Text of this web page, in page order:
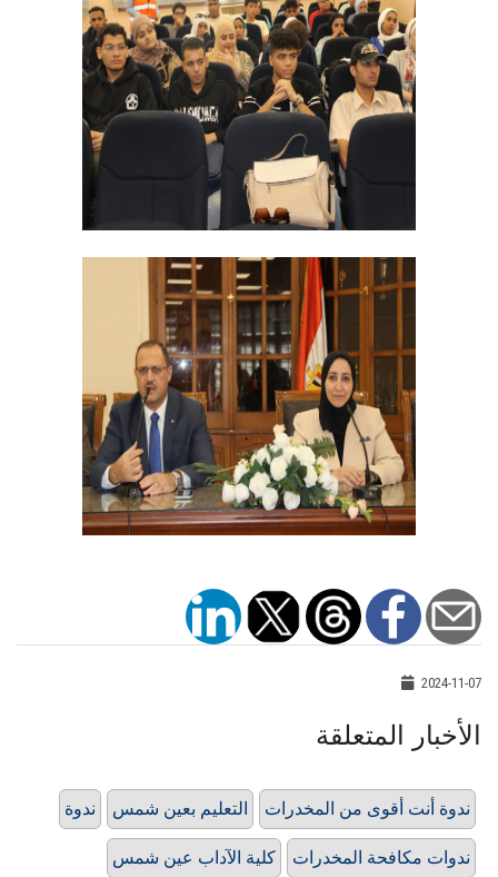
2024-11-07
الأخبار المتعلقة
ندوة التعليم بعين شمس ندوة أنت أقوى من المخدرات
كلية الآداب عين شمس ندوات مكافحة المخدرات